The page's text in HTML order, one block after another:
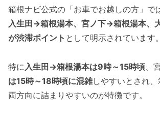
箱根ナビ公式の「お車でお越しの方」で
入生田→箱根湯本、宮ノ下→箱根湯本、
が渋滞ポイント として明示されています。
特に 入生田→箱根湯本は9時～15時頃 、
は15時～18時頃に混雑しやすいとされ
両方向に詰まりやすいのが特徴です。